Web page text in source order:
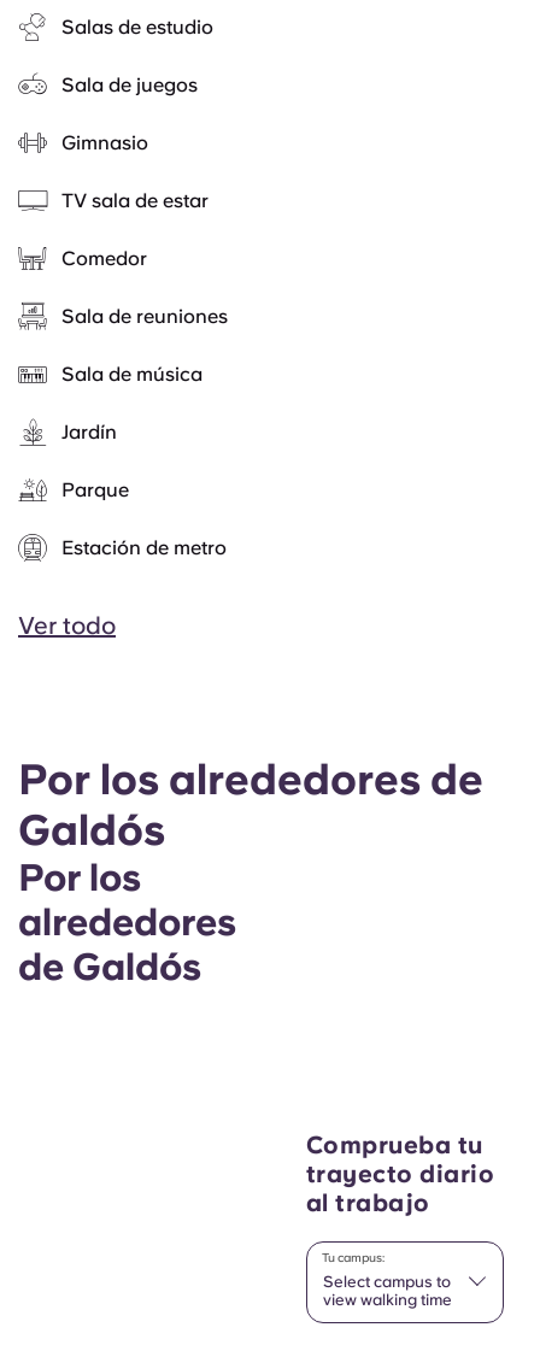
Salas de estudio
Sala de juegos
Gimnasio
TV sala de estar
Comedor
Sala de reuniones
Sala de música
Jardín
Parque
Estación de metro
Ver todo
Por los alrededores de
Galdós
Por los
alrededores
de Galdós
Comprueba tu
trayecto diario
al trabajo
Select campus to
view walking time
Tu campus: